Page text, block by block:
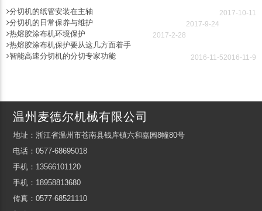
分切机的纸管安装在主轴 2017-10-11
分切机的日常保养与维护 2017-9-24
热熔胶涂布机环境保护 2017-2-28
热熔胶涂布机保护要从这几方面着手
2016-11-9
智能高速分切机的分切专家功能 2016-11-5
温州麦德尔机械有限公司
地址：浙江省温州市苍南县钱库镇六和嘉园8幢80号
电话：0577-68695018
手机：13566101120
手机：18958813680
传真：0577-68521110